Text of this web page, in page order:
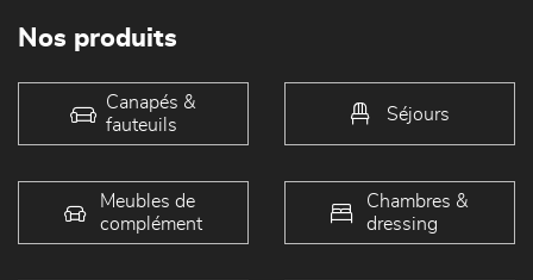
Nos produits
Canapés &
fauteuils
Séjours
Meubles de
complément
Chambres &
dressing